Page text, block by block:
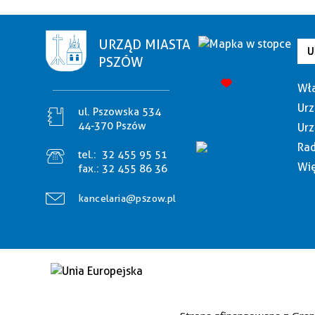
URZĄD MIASTA
PSZÓW
ul. Pszowska 534
44-370 Pszów
tel.: 32 455 95 51
fax.: 32 455 86 36
kancelaria@pszow.pl